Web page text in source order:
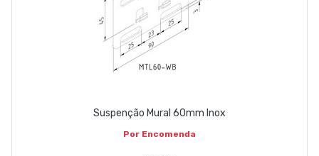
Suspenção Mural 60mm Inox
Por Encomenda